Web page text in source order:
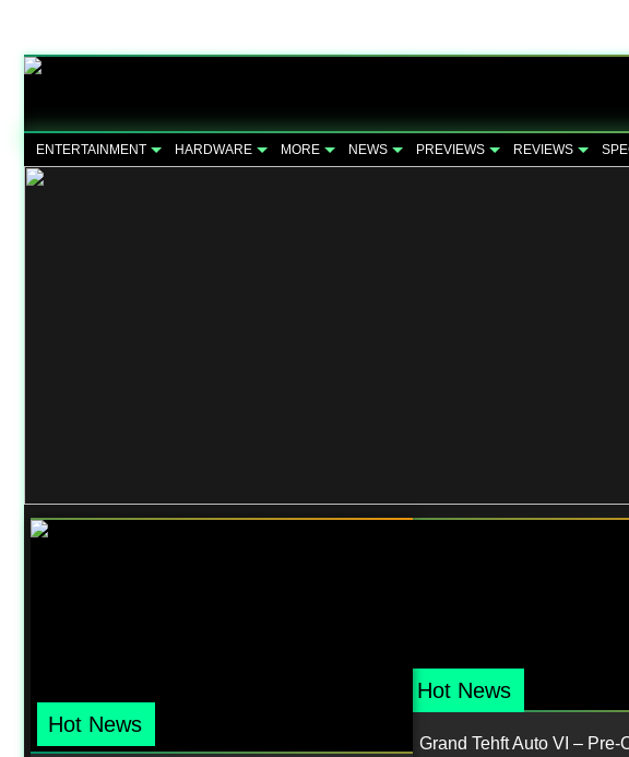
ENTERTAINMENT HARDWARE MORE NEWS PREVIEWS REVIEWS
Hot News
Hot News
Grand Tehft Auto VI – Pre-